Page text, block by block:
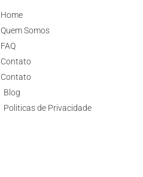
Home
Quem Somos
FAQ
Contato
Contato
Blog
Politicas de Privacidade